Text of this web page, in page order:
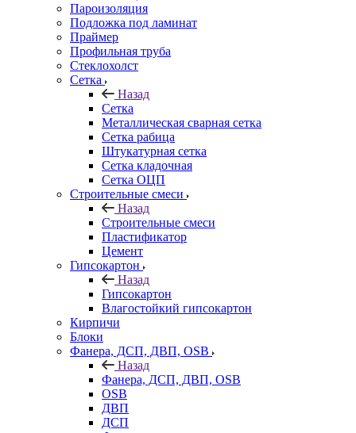
Пароизоляция
Подложка под ламинат
Праймер
Профильная труба
Стеклохолст
Сетка
Назад
Сетка
Металлическая сварная сетка
Сетка рабица
Штукатурная сетка
Сетка кладочная
Сетка ОЦП
Строительные смеси
Назад
Строительные смеси
Пластификатор
Цемент
Гипсокартон
Назад
Гипсокартон
Влагостойкий гипсокартон
Кирпичи
Блоки
Фанера, ДСП, ДВП, OSB
Назад
Фанера, ДСП, ДВП, OSB
OSB
ДВП
ДСП